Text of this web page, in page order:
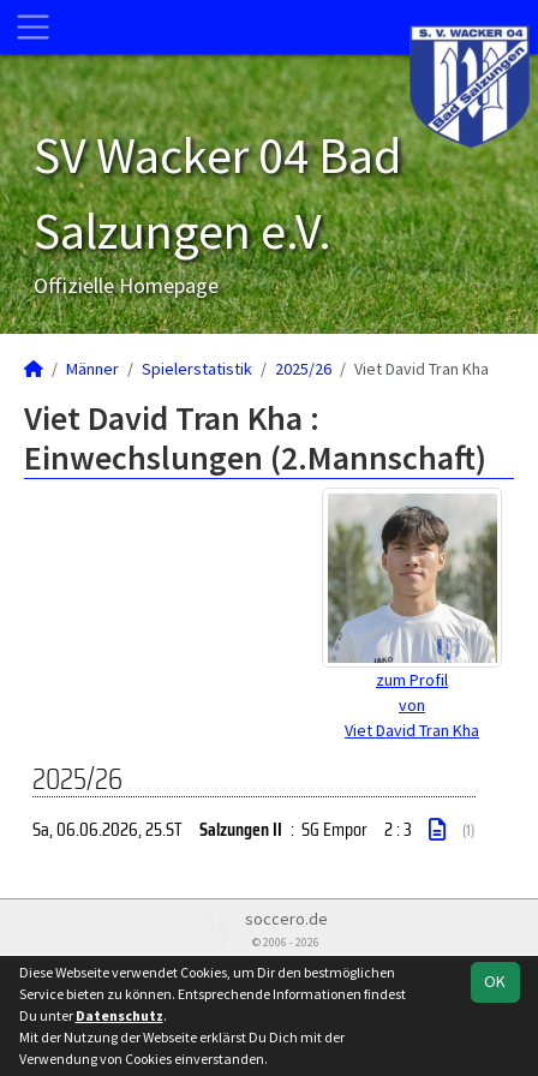
SV Wacker 04 Bad
Salzungen e.V.
Offizielle Homepage
Männer Spielerstatistik 2025/26 Viet David Tran Kha
Viet David Tran Kha :
Einwechslungen (2.Mannschaft)
zum Profil
von
Viet David Tran Kha
2025/26
Sa, 06.06.2026, 25.ST Salzungen II : SG Empor 2 : 3 (1)
soccero.de
© 2006 - 2026
Besucherstatistik Kontakt Impressum
Geburtstage
Datenschutz
OK
Diese Webseite verwendet Cookies, um Dir den bestmöglichen
Service bieten zu können. Entsprechende Informationen findest
Du unter Datenschutz.
Mit der Nutzung der Webseite erklärst Du Dich mit der
Verwendung von Cookies einverstanden.